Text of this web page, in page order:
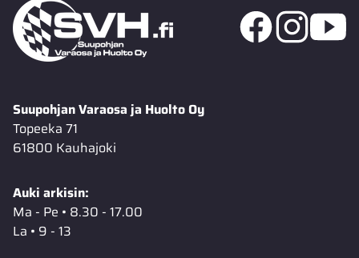
Suupohjan Varaosa ja Huolto Oy
Topeeka 71
61800 Kauhajoki
Auki arkisin:
Ma - Pe • 8.30 - 17.00
La • 9 - 13